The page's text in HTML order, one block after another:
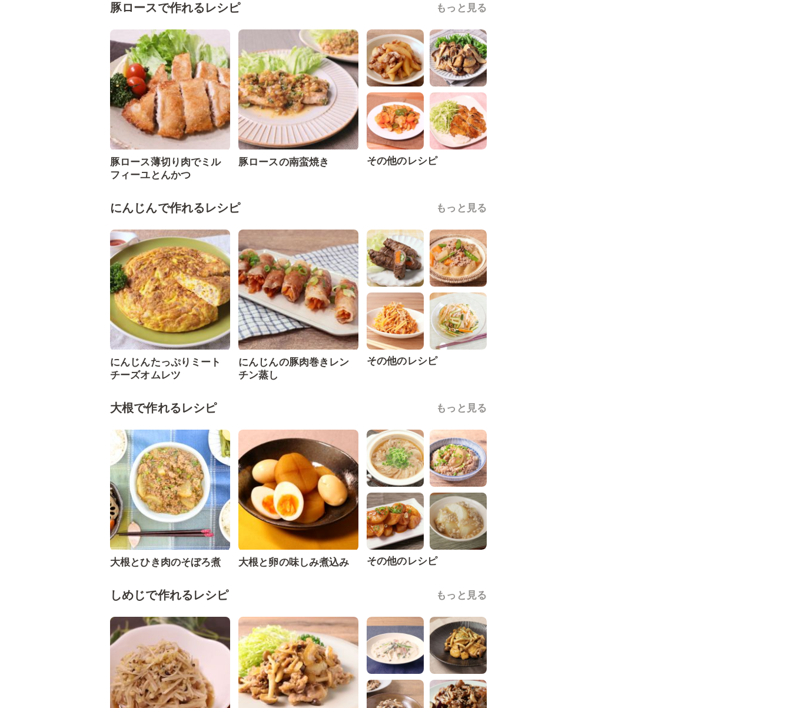
豚ロースで作れるレシピ もっと見る
豚ロース薄切り肉でミル
フィーユとんかつ
豚ロースの南蛮焼き その他のレシピ
にんじんで作れるレシピ もっと見る
にんじんたっぷりミート
チーズオムレツ
にんじんの豚肉巻きレン
チン蒸し
その他のレシピ
大根で作れるレシピ もっと見る
大根とひき肉のそぼろ煮 大根と卵の味しみ煮込み その他のレシピ
しめじで作れるレシピ もっと見る